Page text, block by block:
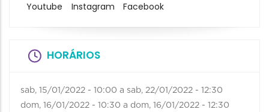
Youtube Instagram Facebook
HORÁRIOS
sab, 15/01/2022 - 10:00 a sab, 22/01/2022 - 12:30
dom, 16/01/2022 - 10:30 a dom, 16/01/2022 - 12:30